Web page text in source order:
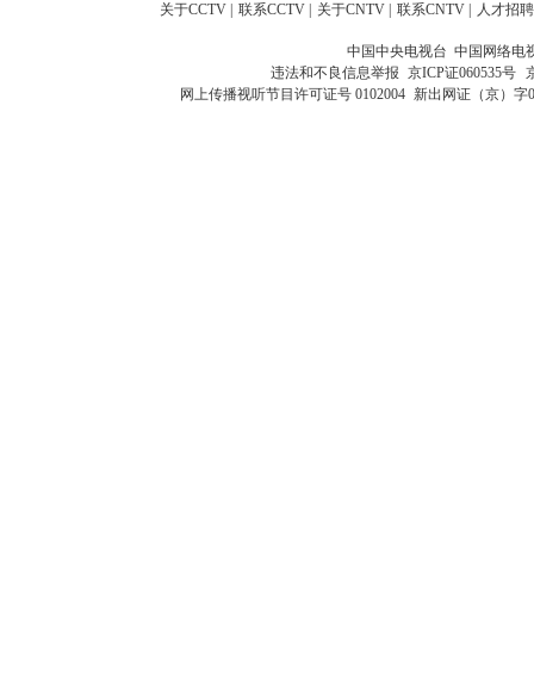
关于CCTV 联系CCTV 关于CNTV 联系CNTV 人才招聘
中国中央电视台 中国网络电
违法和不良信息举报 京ICP证060535号
网上传播视听节目许可证号 0102004 新出网证（京）